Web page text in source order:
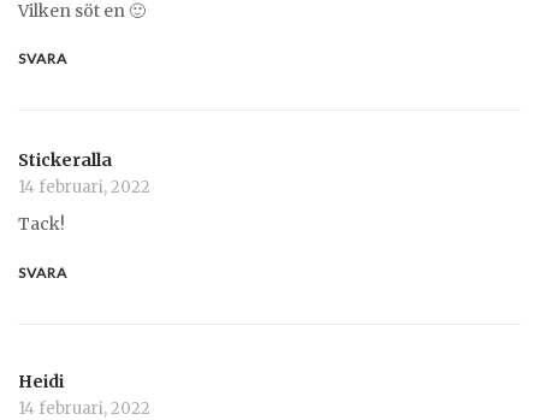
Vilken söt en 🙂
SVARA
Stickeralla
14 februari, 2022
Tack!
SVARA
Heidi
14 februari, 2022